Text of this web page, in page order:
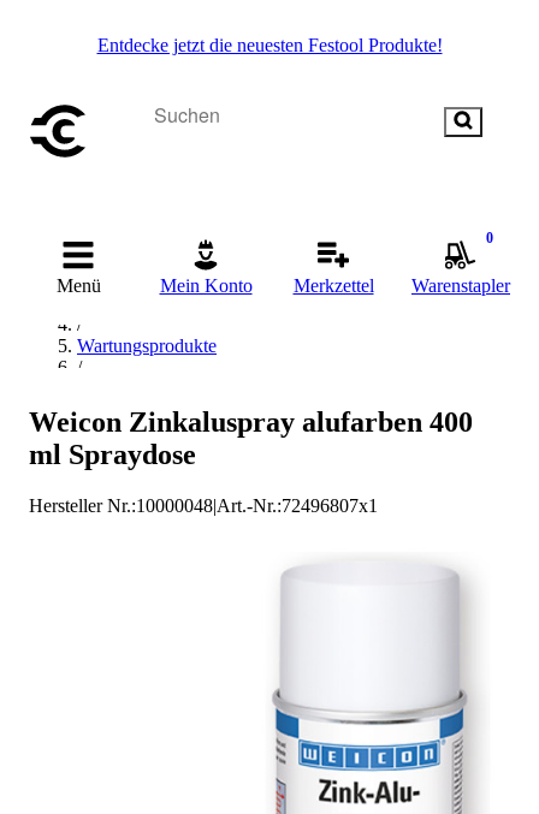
Entdecke jetzt die neuesten Festool Produkte!
Menü Mein Konto Merkzettel
0
Warenstapler
Startseite
/
/
Wartungsprodukte
/
WEICON Korrosionsschutz
Weicon Zinkaluspray alufarben 400
ml Spraydose
Hersteller Nr.:10000048|Art.-Nr.:72496807x1